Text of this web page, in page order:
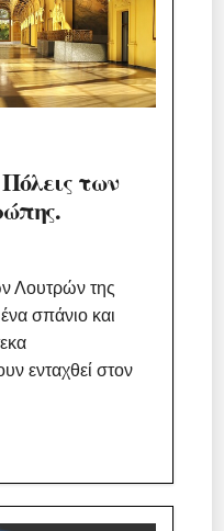
των
Λουτρών της
σπάνιο και
ενταχθεί στον